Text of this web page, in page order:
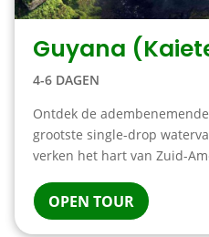
Guyana
4-6 DAGEN
Ontdek de
grootste single-drop
verken het hart van Zuid-
OPEN TOUR